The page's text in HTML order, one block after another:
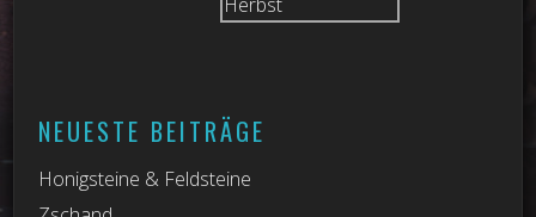
NEUESTE BEITRÄGE
Honigsteine & Feldsteine